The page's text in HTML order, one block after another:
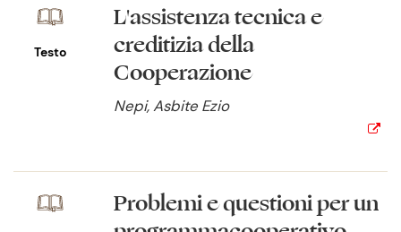
Testo
L'assistenza tecnica e
creditizia della
Cooperazione
Nepi, Asbite Ezio
Problemi e questioni per un